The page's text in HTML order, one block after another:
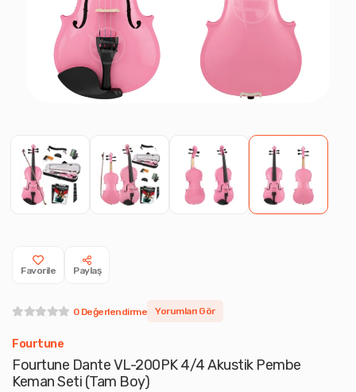
Favorile Paylaş
0 Değerlendirme Yorumları Gör
Fourtune
Fourtune Dante VL-200PK 4/4 Akustik Pembe
Keman Seti (Tam Boy)